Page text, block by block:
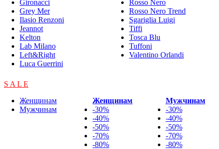
Gironacci
Grey Mer
Ilasio Renzoni
Jeannot
Kelton
Lab Milano
Left&Right
Luca Guerrini
Rosso Nero
Rosso Nero Trend
Sgariglia Luigi
Tiffi
Tosca Blu
Tuffoni
Valentino Orlandi
S A L E
Женщинам
Мужчинам
Женщинам
-30%
-40%
-50%
-70%
-80%
Мужчинам
-30%
-40%
-50%
-70%
-80%